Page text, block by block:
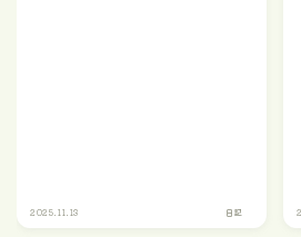
2025.11.13 日記